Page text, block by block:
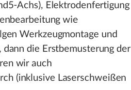
Achs), Elektrodenfertigung
wie
Werkzeugmontage und
die Erstbemusterung der
wir auch
(inklusive Laserschweißen